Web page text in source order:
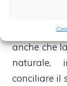
magnesio
arterie.
anche che
naturale,
conciliare il